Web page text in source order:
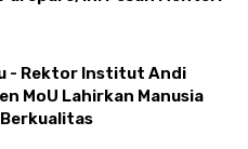
- Rektor Institut Andi
MoU Lahirkan Manusia